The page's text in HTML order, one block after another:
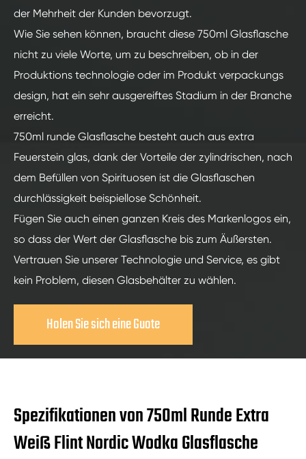
der Mehrheit der Kunden bevorzugt.
Wie Sie sehen können, braucht diese 750ml Glasflasche
nicht zu viele Worte, um zu beschreiben, ob in der
Produktions technologie oder im Produkt verpackungs
design, hat ein sehr ausgereiftes Stadium in der Branche
erreicht.
750ml runde Glasflasche besteht auch aus extra
Feuerstein glas, dank der Vorteile der zylindrischen, nach
dem Befüllen von Spirituosen ist die Glasflaschen
durchlässigkeit beispiellose Schönheit.
Fügen Sie auch einen ganzen Kreis des Markenlogos ein,
so dass der Wert der Glasflasche bis zum Äußersten.
Vertrauen Sie unserer Technologie und Service, es gibt
kein Problem, diesen Glasbehälter zu wählen.
Holen Sie sich eine Guote
Spezifikationen von 750ml Runde Extra
Weiß Flint Nordic Wodka Glasflasche